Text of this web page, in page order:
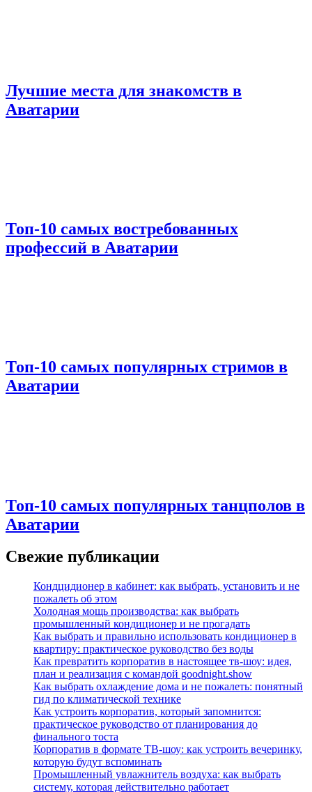
Лучшие места для знакомств в
Аватарии
Топ-10 самых востребованных
профессий в Аватарии
Топ-10 самых популярных стримов в
Аватарии
Топ-10 самых популярных танцполов в
Аватарии
Свежие публикации
Кондцидионер в кабинет: как выбрать, установить и не
пожалеть об этом
Холодная мощь производства: как выбрать
промышленный кондиционер и не прогадать
Как выбрать и правильно использовать кондиционер в
квартиру: практическое руководство без воды
Как превратить корпоратив в настоящее тв-шоу: идея,
план и реализация с командой goodnight.show
Как выбрать охлаждение дома и не пожалеть: понятный
гид по климатической технике
Как устроить корпоратив, который запомнится:
практическое руководство от планирования до
финального тоста
Корпоратив в формате ТВ‑шоу: как устроить вечеринку,
которую будут вспоминать
Промышленный увлажнитель воздуха: как выбрать
систему, которая действительно работает